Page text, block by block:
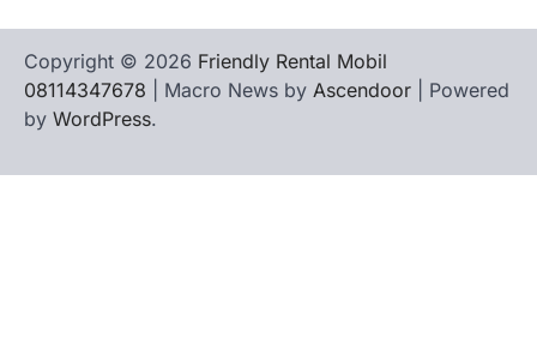
Copyright © 2026 Friendly Rental Mobil
08114347678 | Macro News by Ascendoor | Powered
by WordPress.
KamiPolicy
of Kami